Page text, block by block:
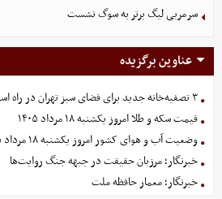
سرمربی لیگ برتر به سوگ نشست
عناوین برگزیده
۳ تصفیه‌خانه جدید برای فضای سبز تهران در راه است
قیمت سکه و طلا امروز یکشنبه ۱۸ مرداد ۱۴۰۵
وضعیت آب و هوای کشور امروز یکشنبه ۱۸ مرداد ۱۴۰۵
خبرنگار؛ مرزبان حقیقت در جبهه جنگ روایت‌ها
خبرنگار؛ معمار حافظه ملت